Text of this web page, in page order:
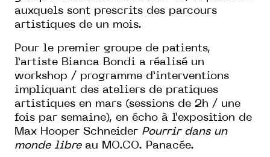
auxquels sont prescrits des parcours
artistiques de un mois.
Pour le premier groupe de patients,
l’artiste Bianca Bondi a réalisé un
workshop / programme d’interventions
impliquant des ateliers de pratiques
artistiques en mars (sessions de 2h / une
fois par semaine), en écho à l’exposition de
Max Hooper Schneider Pourrir dans un
monde libreau MO.CO. Panacée.